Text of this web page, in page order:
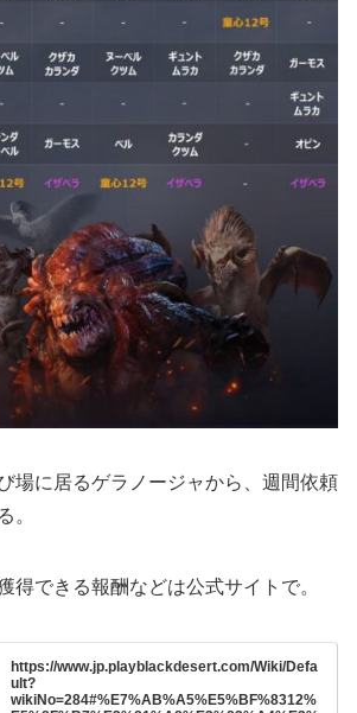
場に居るゲラノージャから、週間依頼
。
得できる報酬などは公式サイトで。
https://www.jp.playblackdesert.com/Wiki/Defa
ult?
wikiNo=284#%E7%AB%A5%E5%BF%8312%